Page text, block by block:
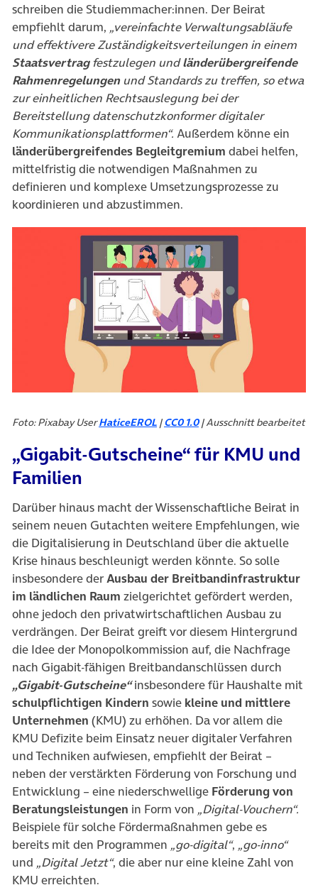
schreiben die Studiemmacher:innen. Der Beirat
empfiehlt darum, „vereinfachte Verwaltungsabläufe
und effektivere Zuständigkeitsverteilungen in einem
Staatsvertragfestzulegen undländerübergreifende
Rahmenregelungenund Standards zu treffen, so etwa
zur einheitlichen Rechtsauslegung bei der
Bereitstellung datenschutzkonformer digitaler
Kommunikationsplattformen“. Außerdem könne ein
länderübergreifendes Begleitgremium dabei helfen,
mittelfristig die notwendigen Maßnahmen zu
definieren und komplexe Umsetzungsprozesse zu
koordinieren und abzustimmen.
Foto: Pixabay UserHaticeEROL |CC0 1.0| Ausschnitt bearbeitet
„Gigabit-Gutscheine“ für KMU und
Familien
Darüber hinaus macht der Wissenschaftliche Beirat in
seinem neuen Gutachten weitere Empfehlungen, wie
die Digitalisierung in Deutschland über die aktuelle
Krise hinaus beschleunigt werden könnte. So solle
insbesondere derAusbau der Breitbandinfrastruktur
im ländlichen Raum zielgerichtet gefördert werden,
ohne jedoch den privatwirtschaftlichen Ausbau zu
verdrängen. Der Beirat greift vor diesem Hintergrund
die Idee der Monopolkommission auf, die Nachfrage
nach Gigabit-fähigen Breitbandanschlüssen durch
„Gigabit-Gutscheine“ insbesondere für Haushalte mit
schulpflichtigen Kindern sowie kleine und mittlere
Unternehmen (KMU) zu erhöhen. Da vor allem die
KMU Defizite beim Einsatz neuer digitaler Verfahren
und Techniken aufwiesen, empfiehlt der Beirat –
neben der verstärkten Förderung von Forschung und
Entwicklung – eine niederschwellige Förderung von
Beratungsleistungen in Form von „Digital-Vouchern“.
Beispiele für solche Fördermaßnahmen gebe es
bereits mit den Programmen „go-digital“, „go-inno“
und „Digital Jetzt“, die aber nur eine kleine Zahl von
KMU erreichten.